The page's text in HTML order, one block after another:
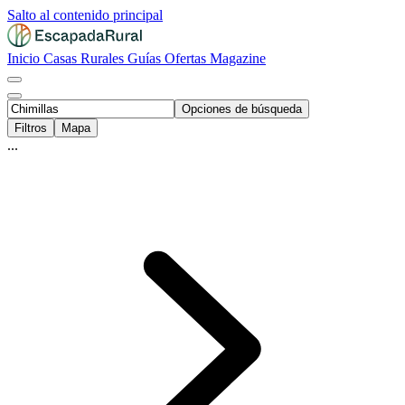
Salto al contenido principal
Inicio Casas Rurales Guías Ofertas Magazine
Opciones de búsqueda
Filtros
Mapa
...